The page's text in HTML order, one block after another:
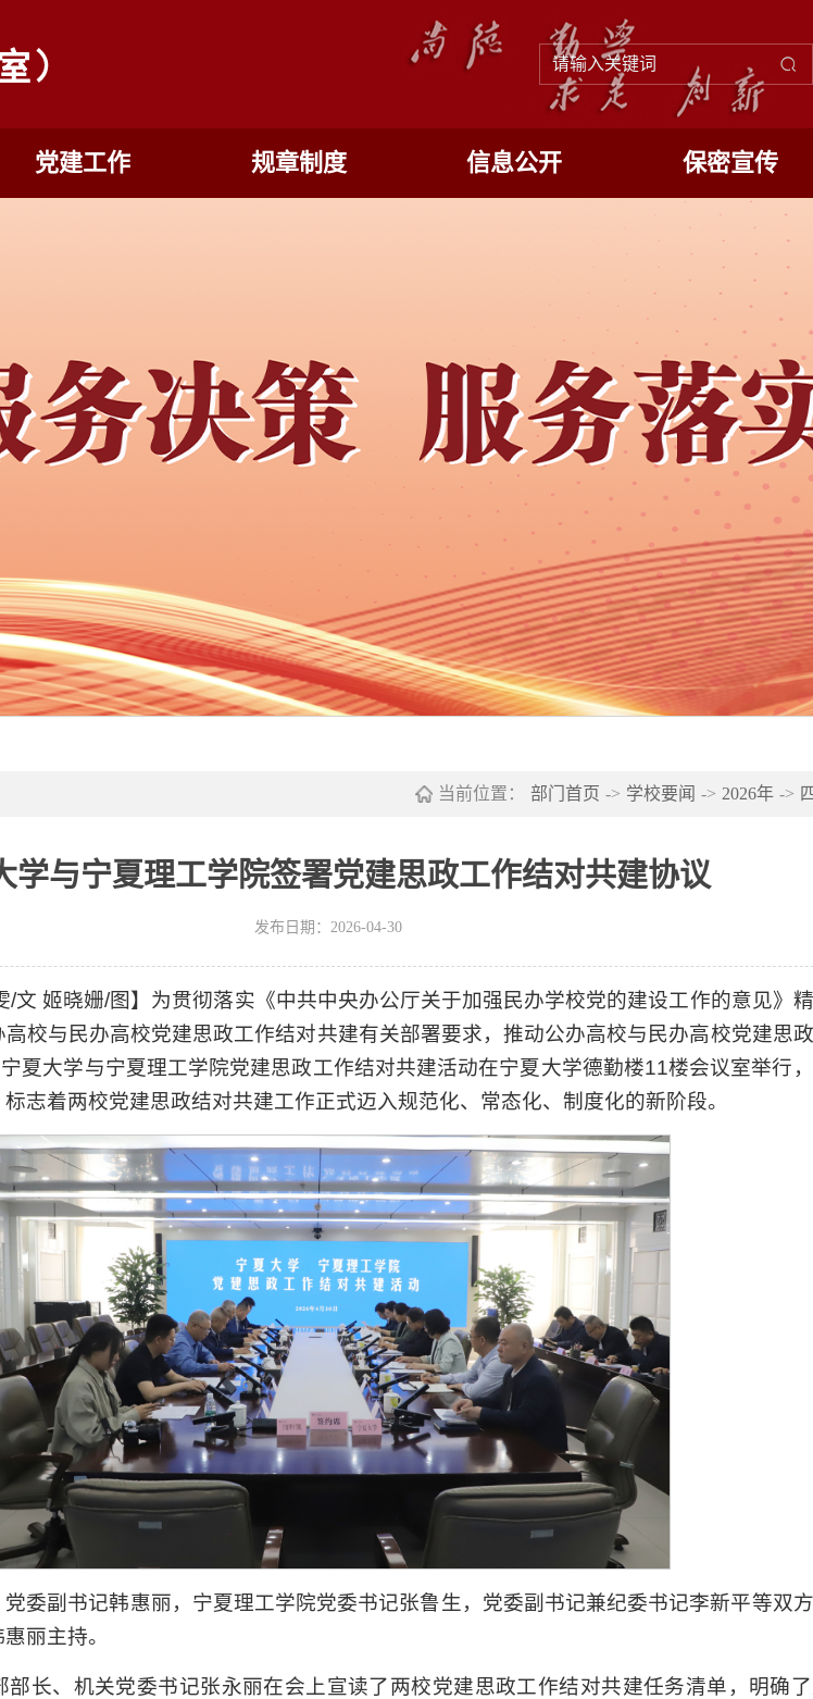
党建工作 规章制度 信息公开 保密宣传
当前位置： 部门首页 -> 学校要闻 -> 2026年 ->
学与宁夏理工学院签署党建思政工作结对共建协议
发布日期：2026-04-30
/文 姬晓姗/图】为贯彻落实《中共中央办公厅关于加强民办学校党的建设工作的意见》
校与民办高校党建思政工作结对共建有关部署要求，推动公办高校与民办高校党建思
夏大学与宁夏理工学院党建思政工作结对共建活动在宁夏大学德勤楼11楼会议室举行
志着两校党建思政结对共建工作正式迈入规范化、常态化、制度化的新阶段。
委副书记韩惠丽，宁夏理工学院党委书记张鲁生，党委副书记兼纪委书记李新平等双
丽主持。
部长、机关党委书记张永丽在会上宣读了两校党建思政工作结对共建任务清单，明确